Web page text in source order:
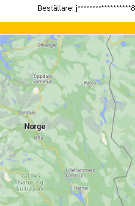
Beställare: j******************8